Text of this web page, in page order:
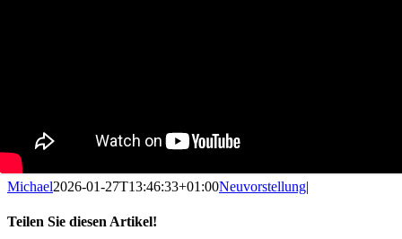
Michael2026-01-27T13:46:33+01:00Neuvorstellung|
Teilen Sie diesen Artikel!